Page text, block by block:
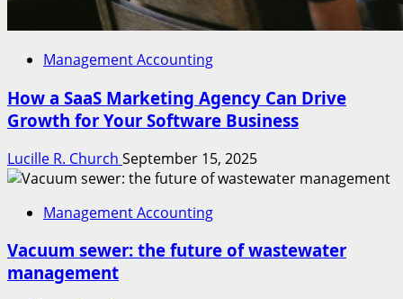
Management Accounting
How a SaaS Marketing Agency Can Drive
Growth for Your Software Business
Lucille R. Church September 15, 2025
Management Accounting
Vacuum sewer: the future of wastewater
management